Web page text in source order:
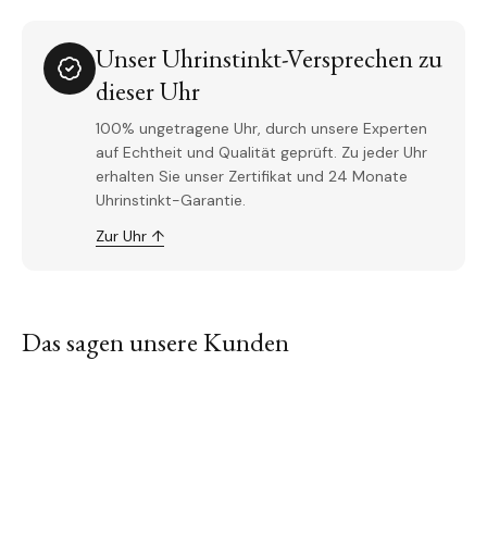
Unser Uhrinstinkt-Versprechen zu
dieser Uhr
100% ungetragene Uhr, durch unsere Experten
auf Echtheit und Qualität geprüft. Zu jeder Uhr
erhalten Sie unser Zertifikat und 24 Monate
Uhrinstinkt-Garantie.
Zur Uhr ↑
Das sagen unsere Kunden